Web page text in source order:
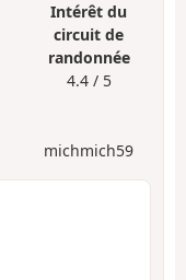
Intérêt du
circuit de
randonnée
4.4 / 5
michmich59